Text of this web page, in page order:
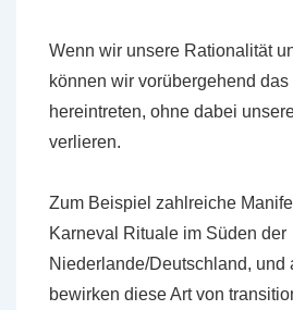
Wenn wir unsere Rationalität
können wir vorübergehend
hereintreten, ohne dabei
verlieren.
Zum Beispiel zahlreiche
Karneval Rituale im Süden der
Niederlande/Deutschland, und
bewirken diese Art von